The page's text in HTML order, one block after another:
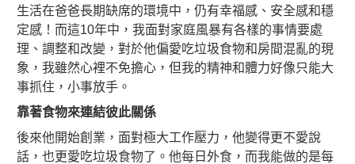
生活在爸爸長期缺席的環境中，仍有幸福感、安全感和穩
定感！而這10年中，我面對家庭風暴有各樣的事情要處
理、調整和改變，對於他偏愛吃垃圾食物和房間混亂的現
象，我雖然心裡不免擔心，但我的精神和體力好像只能大
事抓住，小事放手。
靠著食物來連結彼此關係
後來他開始創業，面對極大工作壓力，他變得更不愛說
話，也更愛吃垃圾食物了。他每日外食，而我能做的是每